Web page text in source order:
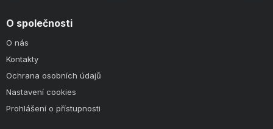
O společnosti
O nás
Kontakty
Ochrana osobních údajů
Nastavení cookies
Prohlášení o přístupnosti